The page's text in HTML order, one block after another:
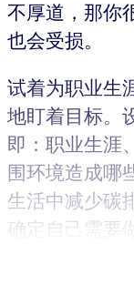
不厚道，那你
也会受损。
试着为职业生
地盯着目标。
即：职业生涯
围环境造成哪
生活中减少碳
确定自己需要